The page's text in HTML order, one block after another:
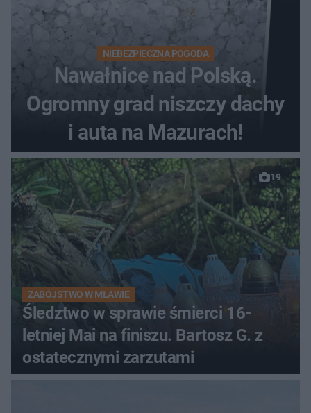
NIEBEZPIECZNA POGODA
Nawałnice nad Polską.
Ogromny grad niszczy dachy
i auta na Mazurach!
19
ZABÓJSTWO W MŁAWIE
Śledztwo w sprawie śmierci 16-
letniej Mai na finiszu. Bartosz G. z
ostatecznymi zarzutami